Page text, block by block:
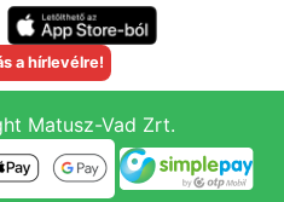
a hírlevélre!
Matusz-Vad Zrt.